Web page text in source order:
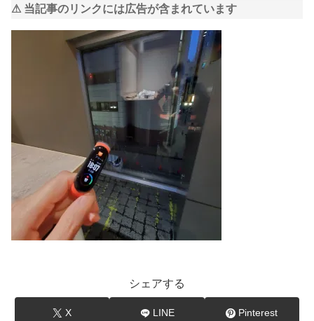
⚠ 当記事のリンクには広告が含まれています
シェアする
X LINE Pinterest